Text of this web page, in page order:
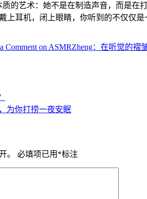
质的艺术：她不是在制造声音，而是
上耳机，闭上眼睛，你听到的不仅仅
Comment on ASMRZheng：在听觉的褶
为你打捞一夜安眠
。 必填项已用 *标注